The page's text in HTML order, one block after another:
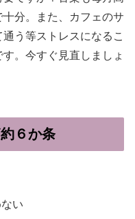
分。また、カフェのサ
う等ストレスになるこ
。今すぐ見直しましょ
６か条
い